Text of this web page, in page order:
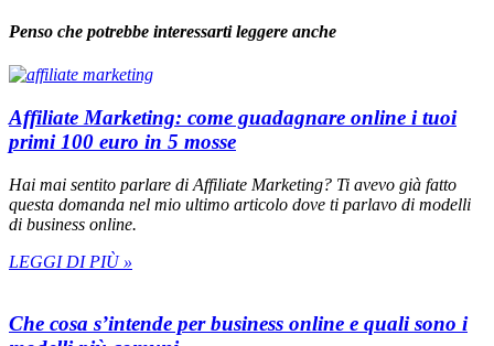
Penso che potrebbe interessarti leggere anche
Affiliate Marketing: come guadagnare online i tuoi
primi 100 euro in 5 mosse
Hai mai sentito parlare di Affiliate Marketing? Ti avevo già fatto
questa domanda nel mio ultimo articolo dove ti parlavo di modelli
di business online.
LEGGI DI PIÙ »
Che cosa s’intende per business online e quali sono i